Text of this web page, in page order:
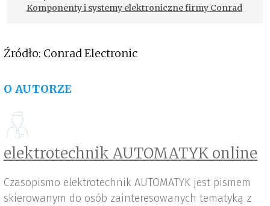
Komponenty i systemy elektroniczne firmy Conrad
Źródło: Conrad Electronic
O AUTORZE
elektrotechnik AUTOMATYK online
Czasopismo elektrotechnik AUTOMATYK jest pismem
skierowanym do osób zainteresowanych tematyką z